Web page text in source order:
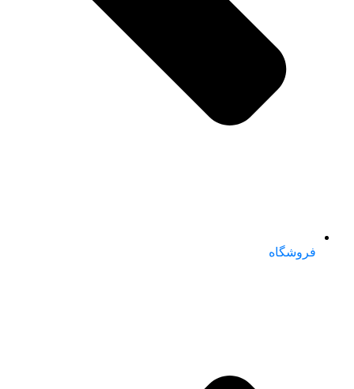
فروشگاه